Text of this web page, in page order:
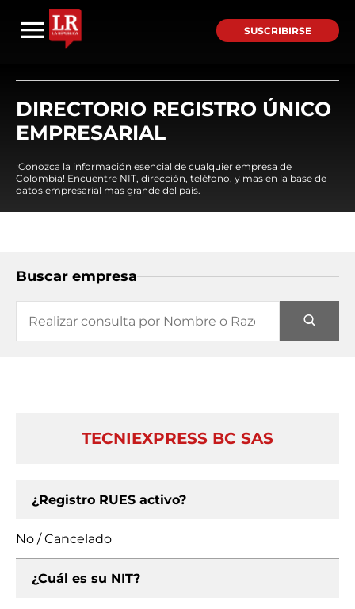
SUSCRIBIRSE
DIRECTORIO REGISTRO ÚNICO
EMPRESARIAL
¡Conozca la información esencial de cualquier empresa de
Colombia! Encuentre NIT, dirección, teléfono, y mas en la base de
datos empresarial mas grande del país.
Buscar empresa
TECNIEXPRESS BC SAS
¿Registro RUES activo?
No / Cancelado
¿Cuál es su NIT?